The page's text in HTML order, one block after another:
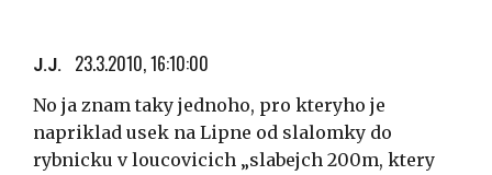
J.J. 23.3.2010, 16:10:00
No ja znam taky jednoho, pro kteryho je
napriklad usek na Lipne od slalomky do
rybnicku v loucovicich „slabejch 200m, ktery